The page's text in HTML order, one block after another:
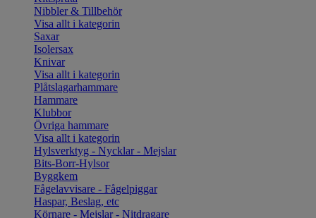
Nibbler & Tillbehör
Visa allt i kategorin
Saxar
Isolersax
Knivar
Visa allt i kategorin
Plåtslagarhammare
Hammare
Klubbor
Övriga hammare
Visa allt i kategorin
Hylsverktyg - Nycklar - Mejslar
Bits-Borr-Hylsor
Byggkem
Fågelavvisare - Fågelpiggar
Haspar, Beslag, etc
Körnare - Mejslar - Nitdragare